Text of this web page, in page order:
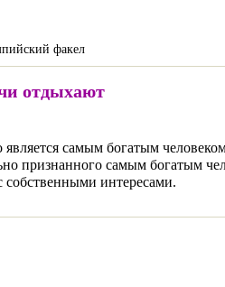
факел
отдыхают
самым богатым
признанного самым богатым
собственными интересами.